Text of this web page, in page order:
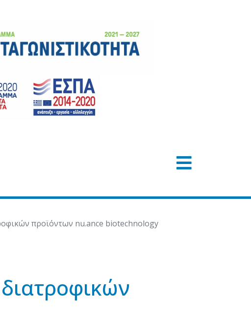
προϊόντων nu.ance biotechnology